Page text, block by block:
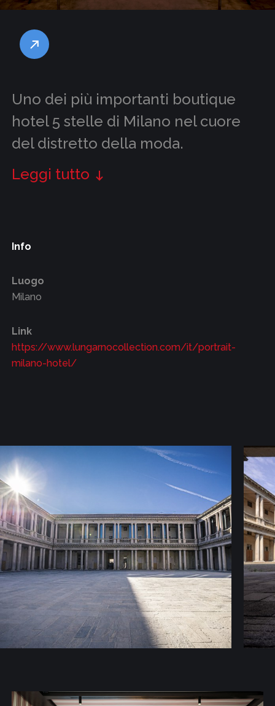
Uno dei più importanti boutique
hotel 5 stelle di Milano nel cuore
del distretto della moda.
Leggi tutto
Info
Luogo
Milano
Link
https://www.lungarnocollection.com/it/portrait-
milano-hotel/